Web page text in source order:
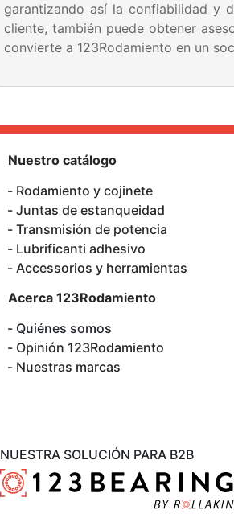
garantizando así la confiabilidad y
cliente, también puede obtener
convierte a 123Rodamiento en un
NUESTRA SOLUCIÓN PARA B2B
Nuestro catálogo
Rodamiento y cojinete
Juntas de estanqueidad
Transmisión de potencia
Lubrificanti adhesivo
Accessorios y herramientas
Acerca 123Rodamiento
Quiénes somos
Opinión 123Rodamiento
Nuestras marcas